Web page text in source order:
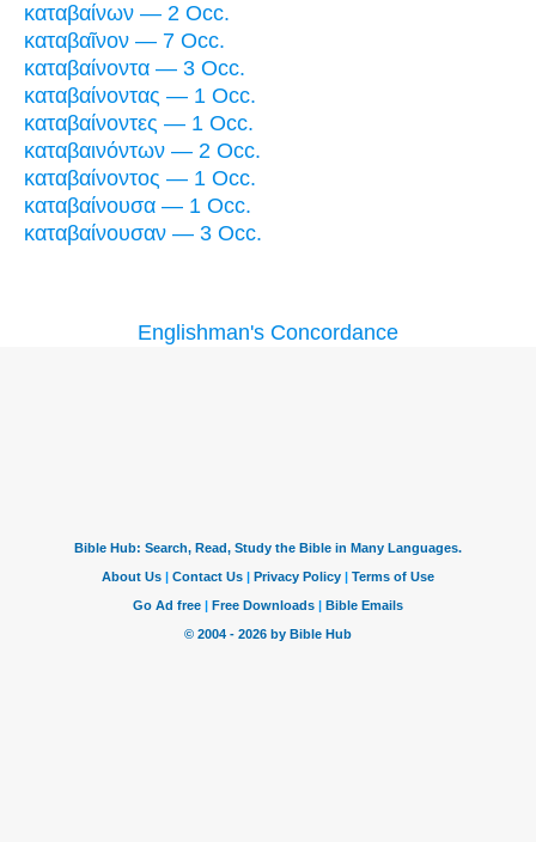
καταβαίνων — 2 Occ.
καταβαῖνον — 7 Occ.
καταβαίνοντα — 3 Occ.
καταβαίνοντας — 1 Occ.
καταβαίνοντες — 1 Occ.
καταβαινόντων — 2 Occ.
καταβαίνοντος — 1 Occ.
καταβαίνουσα — 1 Occ.
καταβαίνουσαν — 3 Occ.
Englishman's Concordance